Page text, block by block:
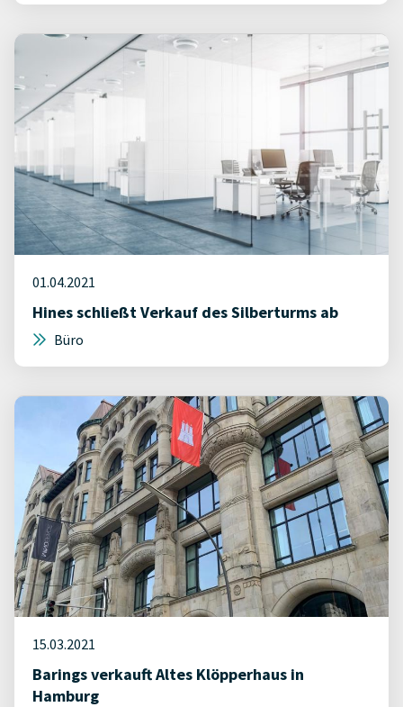
01.04.2021
Hines schließt Verkauf des Silberturms ab
Büro
15.03.2021
Barings verkauft Altes Klöpperhaus in
Hamburg